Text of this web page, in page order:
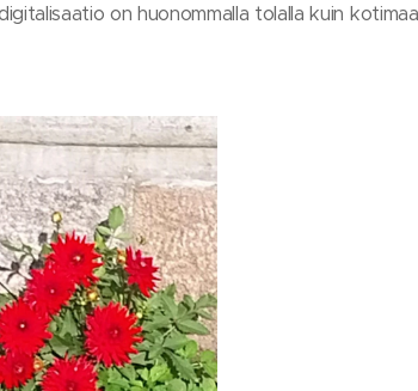
on huonommalla tolalla kuin